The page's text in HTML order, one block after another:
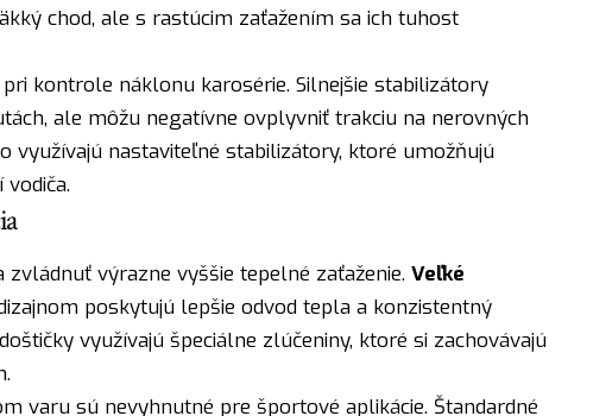
chod, ale s rastúcim zaťažením sa ich tuhost
kontrole náklonu karosérie. Silnejšie stabilizátory
ale môžu negatívne ovplyvniť trakciu na nerovných
využívajú nastaviteľné stabilizátory, ktoré umožňujú
výrazne vyššie tepelné zaťaženie. Veľké
poskytujú lepšie odvod tepla a konzistentný
využívajú špeciálne zlúčeniny, ktoré si zachovávajú
varu sú nevyhnutné pre športové aplikácie. Štandardné